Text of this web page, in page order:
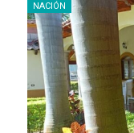
NACIÓN